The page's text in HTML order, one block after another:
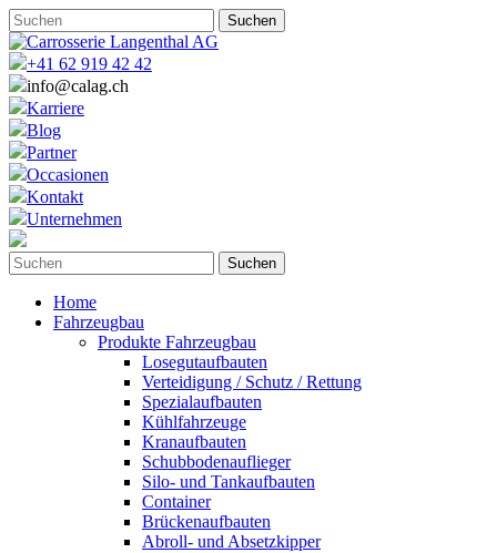
+41 62 919 42 42
info@calag.ch
Karriere
Blog
Partner
Occasionen
Kontakt
Unternehmen
Home
Fahrzeugbau
Produkte Fahrzeugbau
Losegutaufbauten
Verteidigung / Schutz / Rettung
Spezialaufbauten
Kühlfahrzeuge
Kranaufbauten
Schubbodenauflieger
Silo- und Tankaufbauten
Container
Brückenaufbauten
Abroll- und Absetzkipper